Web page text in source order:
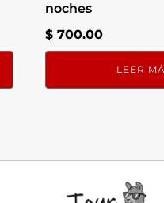
noches
$ 700.00
LEER